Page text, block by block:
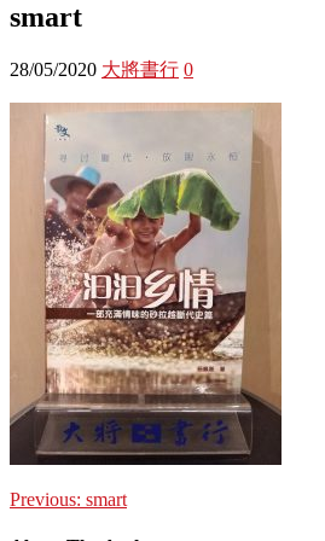
smart
28/05/2020 大將書行 0
Previous: smart